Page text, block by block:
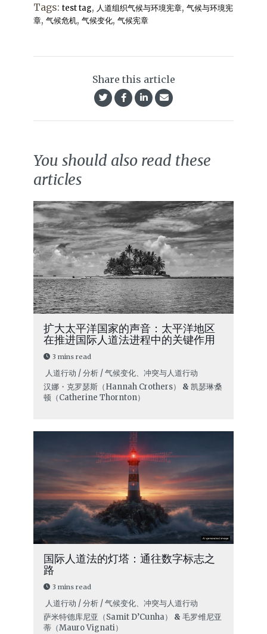
Tags: test tag, 人道组织气候与环境宪章, 气候与环境宪
章, 气候危机, 气候变化, 气候宪章
Share this article
You should also read these
articles
扩大太平洋国家的声音：太平洋地区
在推进国际人道法进程中的关键作用
3 mins read
人道行动 / 分析 / 气候变化、冲突与人道行动
汉娜・克罗瑟斯（Hannah Crothers）
& 凯瑟琳·桑
顿（Catherine Thornton）
国际人道法的灯塔：通往数字标志之
路
3 mins read
人道行动 / 分析 / 气候变化、冲突与人道行动
萨米特·德库尼亚（Samit D’Cunha）
& 毛罗·维尼亚
蒂（Mauro Vignati）